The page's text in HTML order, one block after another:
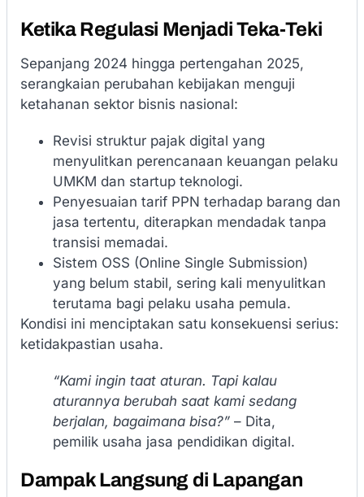
Ketika Regulasi Menjadi Teka-Teki
Sepanjang 2024 hingga pertengahan 2025,
serangkaian perubahan kebijakan menguji
ketahanan sektor bisnis nasional:
Revisi struktur pajak digital yang
menyulitkan perencanaan keuangan pelaku
UMKM dan startup teknologi.
Penyesuaian tarif PPN terhadap barang dan
jasa tertentu, diterapkan mendadak tanpa
transisi memadai.
Sistem OSS (Online Single Submission)
yang belum stabil, sering kali menyulitkan
terutama bagi pelaku usaha pemula.
Kondisi ini menciptakan satu konsekuensi serius:
ketidakpastian usaha.
“Kami ingin taat aturan. Tapi kalau
aturannya berubah saat kami sedang
berjalan, bagaimana bisa?” – Dita,
pemilik usaha jasa pendidikan digital.
Dampak Langsung di Lapangan